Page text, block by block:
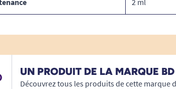
UN PRODUIT DE LA MARQUE BD
Découvrez tous les produits de cette marque